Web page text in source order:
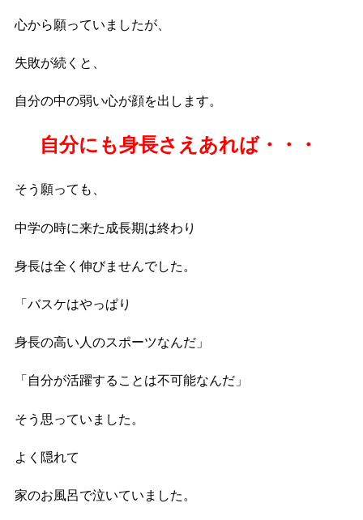
心から願っていましたが、
失敗が続くと、
自分の中の弱い心が顔を出します。
自分にも身長さえあれば・・・
そう願っても、
中学の時に来た成長期は終わり
身長は全く伸びませんでした。
「バスケはやっぱり
身長の高い人のスポーツなんだ」
「自分が活躍することは不可能なんだ」
そう思っていました。
よく隠れて
家のお風呂で泣いていました。